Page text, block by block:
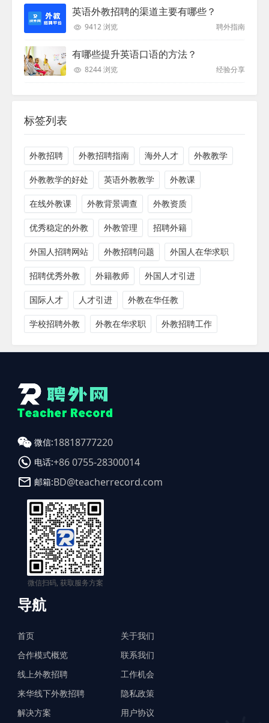
英语外教招聘的渠道主要有哪些？
9412 浏览 聘外指南
有哪些提升英语口语的方法？
8244 浏览 经验分享
标签列表
外教招聘 外教招聘指南 海外人才 外教教学
外教教学的好处 英语外教教学 外教课
在线外教课 外教背景调查 外教资质
优秀稳定的外教 外教管理 招聘外籍
外国人招聘网站 外教招聘问题 外国人在华求职
招聘优秀外教 外籍教师 外国人才引进
国际人才 人才引进 外教在华任教
学校招聘外教 外教在华求职 外教招聘工作
微信:18818777220
电话:+86 0755-28300014
邮箱:BD@teacherrecord.com
微信扫码, 获取服务方案
导航
首页
合作模式概览
线上外教招聘
来华线下外教招聘
解决方案
关于我们
联系我们
工作机会
隐私政策
用户协议